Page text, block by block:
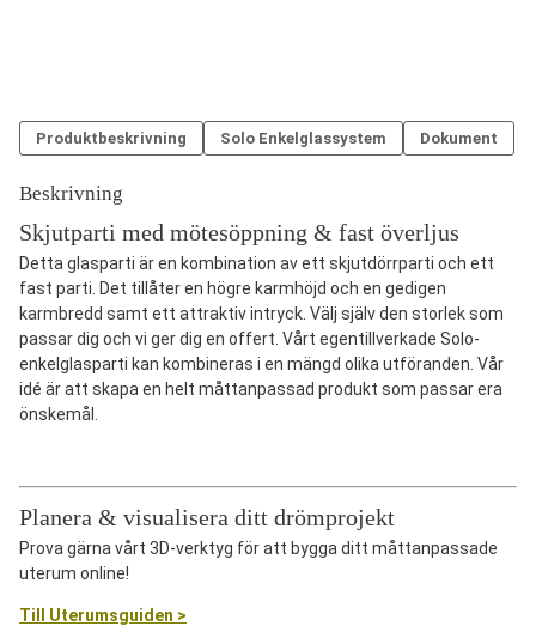
Produktbeskrivning Solo Enkelglassystem Dokument
Beskrivning
Skjutparti med mötesöppning & fast överljus
Detta glasparti är en kombination av ett skjutdörrparti och ett
fast parti. Det tillåter en högre karmhöjd och en gedigen
karmbredd samt ett attraktiv intryck. Välj själv den storlek som
passar dig och vi ger dig en offert. Vårt egentillverkade Solo-
enkelglasparti kan kombineras i en mängd olika utföranden. Vår
idé är att skapa en helt måttanpassad produkt som passar era
önskemål.
Planera & visualisera ditt drömprojekt
Prova gärna vårt 3D-verktyg för att bygga ditt måttanpassade
uterum online!
Till Uterumsguiden >